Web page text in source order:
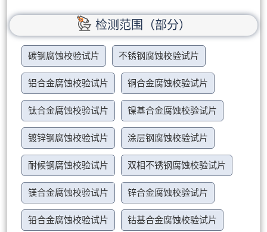
检测范围（部分）
碳钢腐蚀校验试片 不锈钢腐蚀校验试片
铝合金腐蚀校验试片 铜合金腐蚀校验试片
钛合金腐蚀校验试片 镍基合金腐蚀校验试片
镀锌钢腐蚀校验试片 涂层钢腐蚀校验试片
耐候钢腐蚀校验试片 双相不锈钢腐蚀校验试片
镁合金腐蚀校验试片 锌合金腐蚀校验试片
铅合金腐蚀校验试片 钴基合金腐蚀校验试片